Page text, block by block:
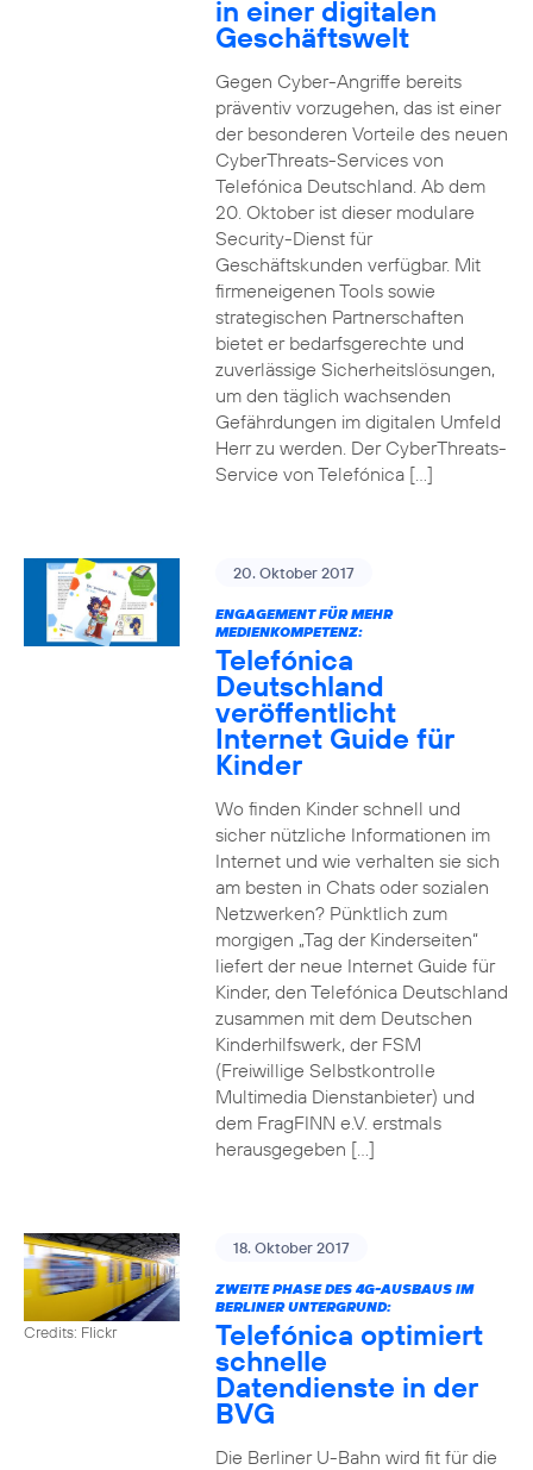
in einer digitalen
Geschäftswelt
Gegen Cyber-Angriffe bereits
präventiv vorzugehen, das ist einer
der besonderen Vorteile des neuen
CyberThreats-Services von
Telefónica Deutschland. Ab dem
20. Oktober ist dieser modulare
Security-Dienst für
Geschäftskunden verfügbar. Mit
firmeneigenen Tools sowie
strategischen Partnerschaften
bietet er bedarfsgerechte und
zuverlässige Sicherheitslösungen,
um den täglich wachsenden
Gefährdungen im digitalen Umfeld
Herr zu werden. Der CyberThreats-
Service von Telefónica […]
20. Oktober 2017
ENGAGEMENT FÜR MEHR
MEDIENKOMPETENZ:
Telefónica
Deutschland
veröffentlicht
Internet Guide für
Kinder
Wo finden Kinder schnell und
sicher nützliche Informationen im
Internet und wie verhalten sie sich
am besten in Chats oder sozialen
Netzwerken? Pünktlich zum
morgigen „Tag der Kinderseiten“
liefert der neue Internet Guide für
Kinder, den Telefónica Deutschland
zusammen mit dem Deutschen
Kinderhilfswerk, der FSM
(Freiwillige Selbstkontrolle
Multimedia Dienstanbieter) und
dem FragFINN e.V. erstmals
herausgegeben […]
Credits: Flickr
18. Oktober 2017
ZWEITE PHASE DES 4G-AUSBAUS IM
BERLINER UNTERGRUND:
Telefónica optimiert
schnelle
Datendienste in der
BVG
Die Berliner U-Bahn wird fit für die